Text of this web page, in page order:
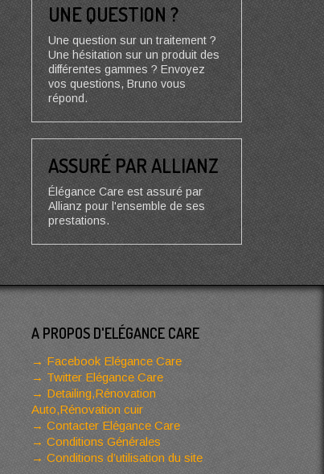
UNE QUESTION ?
Une question sur un traitement ?
Une hésitation sur un produit des
différentes gammes ? Envoyez
vos questions, Bruno vous
répond.
ASSURÉ PAR ALLIANZ
Élégance Care est assuré par
Allianz pour l'ensemble de ses
prestations.
A PROPOS D'ELÉGANCE CARE
Facebook Elégance Care
Twitter Elégance Care
Detailing,Rénovation
Auto,Rénovation cuir
Contacter Elégance Care
Conditions Générales
Conditions d’utilisation du site